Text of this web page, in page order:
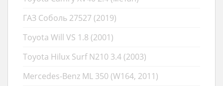
ГАЗ Соболь 27527 (2019)
Toyota Will VS 1.8 (2001)
Toyota Hilux Surf N210 3.4 (2003)
Mercedes-Benz ML 350 (W164, 2011)